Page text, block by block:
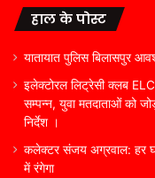
हाल के पोस्ट
यातायात पुलिस बिलासपुर
इलेक्टोरल लिट्रेसी क्लब ELC
सम्पन्न, युवा मतदाताओं को
निर्देश ।
कलेक्टर संजय अग्रवाल: हर
में रंगेगा